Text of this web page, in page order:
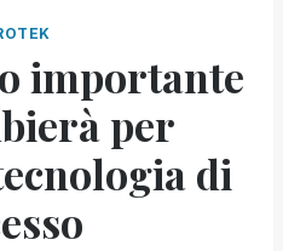
importante
per
di